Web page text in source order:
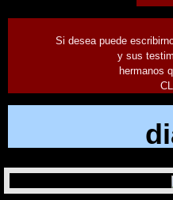
Widget
Si desea puede
y sus
hermanos